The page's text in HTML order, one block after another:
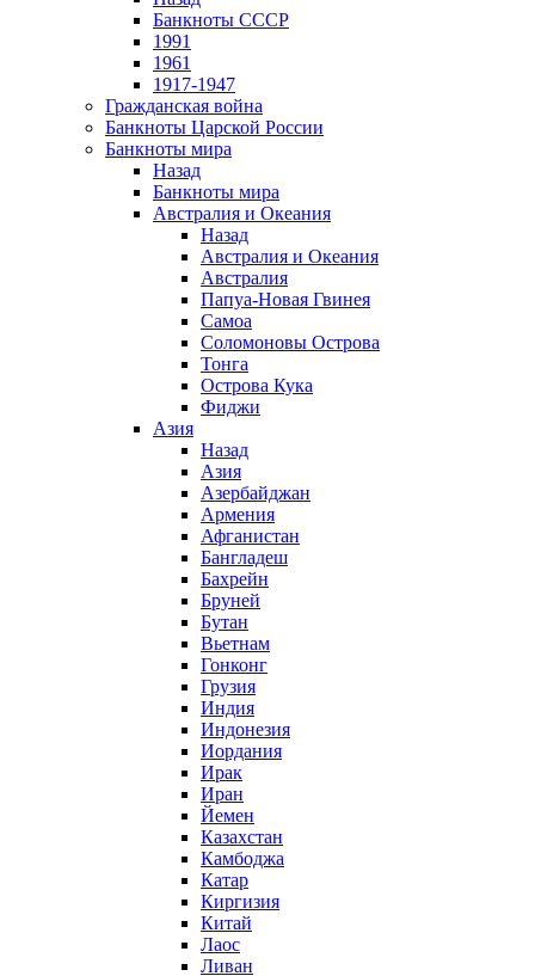
Банкноты СССР
1991
1961
1917-1947
Гражданская война
Банкноты Царской России
Банкноты мира
Назад
Банкноты мира
Австралия и Океания
Назад
Австралия и Океания
Австралия
Папуа-Новая Гвинея
Самоа
Соломоновы Острова
Тонга
Острова Кука
Фиджи
Азия
Назад
Азия
Азербайджан
Армения
Афганистан
Бангладеш
Бахрейн
Бруней
Бутан
Вьетнам
Гонконг
Грузия
Индия
Индонезия
Иордания
Ирак
Иран
Йемен
Казахстан
Камбоджа
Катар
Киргизия
Китай
Лаос
Ливан